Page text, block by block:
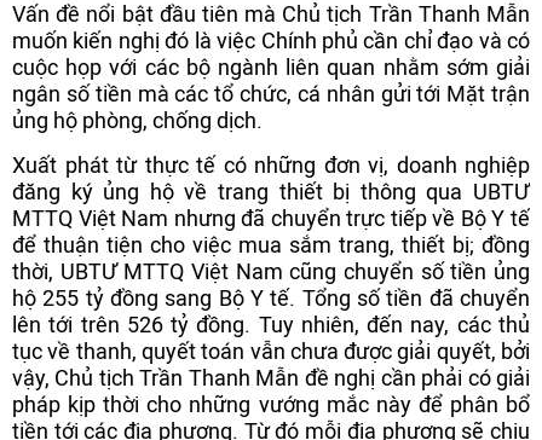
Vấn đề nổi bật đầu tiên mà Chủ tịch Trần Thanh Mẫn
muốn kiến nghị đó là việc Chính phủ cần chỉ đạo và có
cuộc họp với các bộ ngành liên quan nhằm sớm giải
ngân số tiền mà các tổ chức, cá nhân gửi tới Mặt trận
ủng hộ phòng, chống dịch.
Xuất phát từ thực tế có những đơn vị, doanh nghiệp
đăng ký ủng hộ về trang thiết bị thông qua UBTƯ
MTTQ Việt Nam nhưng đã chuyển trực tiếp về Bộ Y tế
để thuận tiện cho việc mua sắm trang, thiết bị; đồng
thời, UBTƯ MTTQ Việt Nam cũng chuyển số tiền ủng
hộ 255 tỷ đồng sang Bộ Y tế. Tổng số tiền đã chuyển
lên tới trên 526 tỷ đồng. Tuy nhiên, đến nay, các thủ
tục về thanh, quyết toán vẫn chưa được giải quyết, bởi
vậy, Chủ tịch Trần Thanh Mẫn đề nghị cần phải có giải
pháp kịp thời cho những vướng mắc này để phân bổ
tiền tới các địa phương. Từ đó mỗi địa phương sẽ chịu